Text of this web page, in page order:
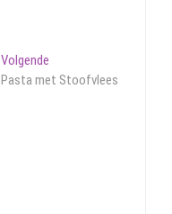
Volgende
bericht:
Pasta met Stoofvlees